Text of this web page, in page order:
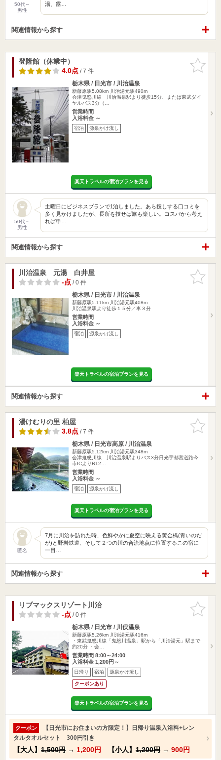
50代～
男性
湯、露…
関連情報から探す
お気に入
りに追加
登隆館（休業中）
4.0点/ 7 件
栃木県 / 日光市 / 川治温泉
新藤原駅5.08km
川治湯元駅490m
会津鬼怒川線 川治温泉駅より徒歩15分、または東武ダイ
ヤルバス3分（…
営業時間
入浴料金 ～
宿泊 源泉かけ流し
楽天トラベルの宿泊プランを見る
50代～
男性
土曜日にビジネスプランで1泊しました。あら捜しする口コミを
多く見かけましたが、長所を捜せば旅も楽しい。コスパから考え
れば申…
関連情報から探す
お気に入
りに追加
川治温泉 元湯 白井屋
-点/ 0 件
栃木県 / 日光市 / 川治温泉
新藤原駅5.11km
川治湯元駅408m
川治温泉駅より徒歩１５分／車３分
営業時間
入浴料金 ～
宿泊 源泉かけ流し
楽天トラベルの宿泊プランを見る
関連情報から探す
お気に入
りに追加
湯けむりの里 柏屋
3.8点/ 7 件
栃木県 / 日光市高原 / 川治温泉
新藤原駅5.12km
川治湯元駅348m
会津鬼怒川線 川治温泉駅よりバス3分日光宇都宮道路今
市ICよりR12…
営業時間
入浴料金 ～
宿泊 源泉かけ流し
楽天トラベルの宿泊プランを見る
匿名
7月に川治を訪れた時、色鮮やかに夏空に映える黄金橋(青いのだ
が)と野岩鉄道、そして２つの川の合流地点に位置するこの宿に
一目…
関連情報から探す
お気に入
りに追加
リブマックスリゾート川治
-点/ 0 件
栃木県 / 日光市 / 川俣温泉
新藤原駅5.26km
川治湯元駅416m
・東武鬼怒川線「鬼怒川温泉」駅から「川治湯元」駅まで
約20分 ・会…
営業時間 8:00～24:00
入浴料金 1,200円～
日帰り 宿泊 源泉かけ流し
クーポンあり
楽天トラベルの宿泊プランを見る
クーポン
【日光市にお住まいの方限定！】日帰り温泉入浴料+レン
タルタオルセット 300円引き
【大人】 1,500円 → 1,200円 【小人】 1,200円 → 900円